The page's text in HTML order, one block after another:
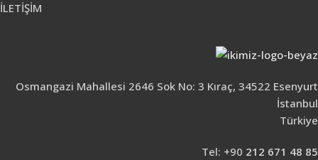
İLETİŞİM
Osmangazi Mahallesi 2646 Sok No: 3 Kıraç, 34522 Esenyurt
İstanbul
Türkiye
Tel: +90 212 671 48 85